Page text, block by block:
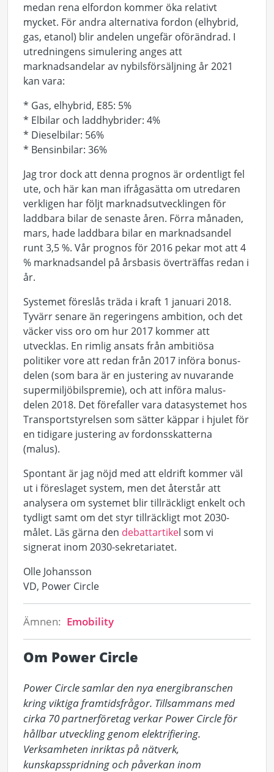
medan rena elfordon kommer öka relativt
mycket. För andra alternativa fordon (elhybrid,
gas, etanol) blir andelen ungefär oförändrad. I
utredningens simulering anges att
marknadsandelar av nybilsförsäljning år 2021
kan vara:
* Gas, elhybrid, E85: 5%
* Elbilar och laddhybrider: 4%
* Dieselbilar: 56%
* Bensinbilar: 36%
Jag tror dock att denna prognos är ordentligt fel
ute, och här kan man ifrågasätta om utredaren
verkligen har följt marknadsutvecklingen för
laddbara bilar de senaste åren. Förra månaden,
mars, hade laddbara bilar en marknadsandel
runt 3,5 %. Vår prognos för 2016 pekar mot att 4
% marknadsandel på årsbasis överträffas redan i
år.
Systemet föreslås träda i kraft 1 januari 2018.
Tyvärr senare än regeringens ambition, och det
väcker viss oro om hur 2017 kommer att
utvecklas. En rimlig ansats från ambitiösa
politiker vore att redan från 2017 införa bonus-
delen (som bara är en justering av nuvarande
supermiljöbilspremie), och att införa malus-
delen 2018. Det förefaller vara datasystemet hos
Transportstyrelsen som sätter käppar i hjulet för
en tidigare justering av fordonsskatterna
(malus).
Spontant är jag nöjd med att eldrift kommer väl
ut i föreslaget system, men det återstår att
analysera om systemet blir tillräckligt enkelt och
tydligt samt om det styr tillräckligt mot 2030-
målet. Läs gärna den debattartikel som vi
signerat inom 2030-sekretariatet.
Olle Johansson
VD, Power Circle
Ämnen: Emobility
Om Power Circle
Power Circle samlar den nya energibranschen
kring viktiga framtidsfrågor. Tillsammans med
cirka 70 partnerföretag verkar Power Circle för
hållbar utveckling genom elektrifiering.
Verksamheten inriktas på nätverk,
kunskapsspridning och påverkan inom